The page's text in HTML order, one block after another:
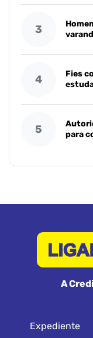
3
4
Fies
5
para
A
Expediente